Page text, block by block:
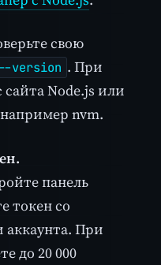
свою
version . При
сайта Node.js или
nvm.
панель
токен со
При
до 20 000